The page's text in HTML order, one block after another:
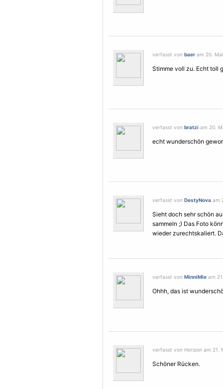
verfasst von baer am 20.
Stimme voll zu. Echt toll
verfasst von bratzi am 20.
echt wunderschön
verfasst von DestyNova am
Sieht doch sehr schön
sammeln ;) Das Foto
wieder zurechtskaliert.
verfasst von MinniMie am
Ohhh, das ist
verfasst von Horizon am 21.
Schöner Rücken.